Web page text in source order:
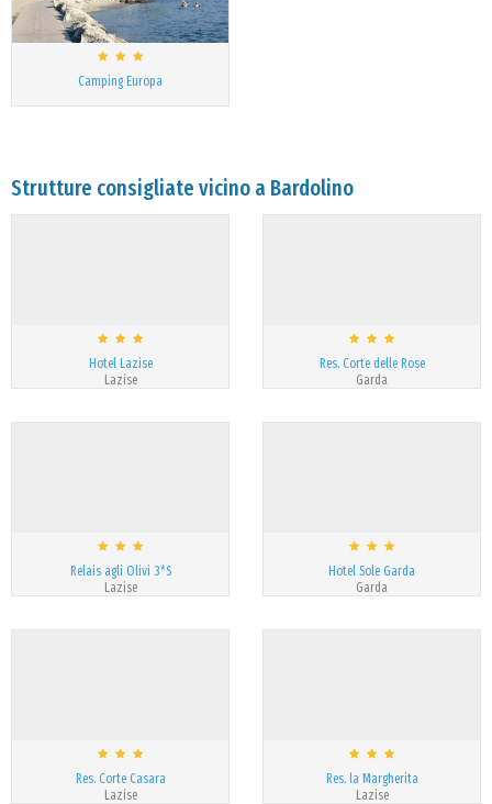
Camping Europa
Strutture consigliate vicino a Bardolino
Hotel Lazise
Lazise
Res. Corte delle Rose
Garda
Relais agli Olivi 3*S
Lazise
Hotel Sole Garda
Garda
Res. Corte Casara
Lazise
Res. la Margherita
Lazise